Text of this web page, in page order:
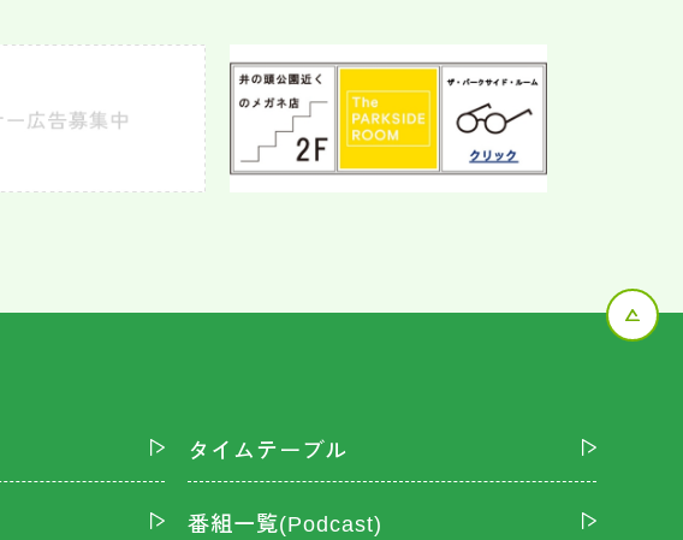
タイムテーブル
番組一覧(Podcast)